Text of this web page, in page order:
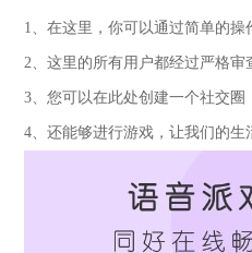
1、在这里，你可以通过简单的操
2、这里的所有用户都经过严格审
3、您可以在此处创建一个社交圈
4、还能够进行游戏，让我们的生